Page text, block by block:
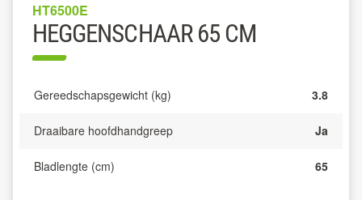
HT6500E
HEGGENSCHAAR 65 CM
Gereedschapsgewicht (kg) 3.8
Draaibare hoofdhandgreep Ja
Bladlengte (cm) 65